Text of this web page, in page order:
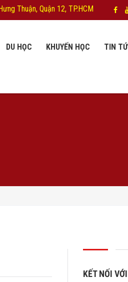
Thuận, Quận 12, TP.HCM
DU HỌC KHUYẾN HỌC TIN
KẾT NỐI